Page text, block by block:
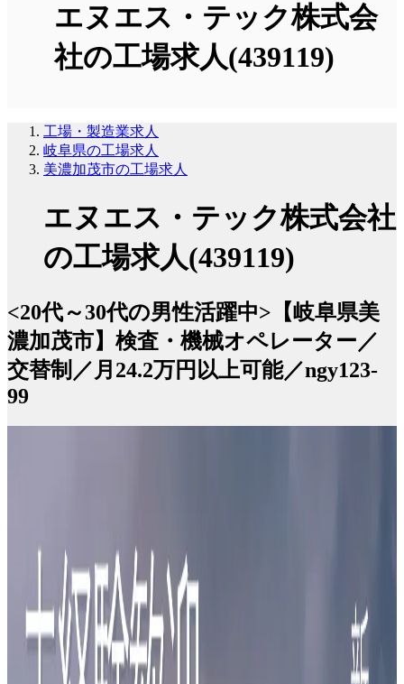
エヌエス・テック株式会
社の工場求人(439119)
工場・製造業求人
岐阜県の工場求人
美濃加茂市の工場求人
エヌエス・テック株式会社
の工場求人(439119)
<20代～30代の男性活躍中>【岐阜県美
濃加茂市】検査・機械オペレーター／
交替制／月24.2万円以上可能／ngy123-
99